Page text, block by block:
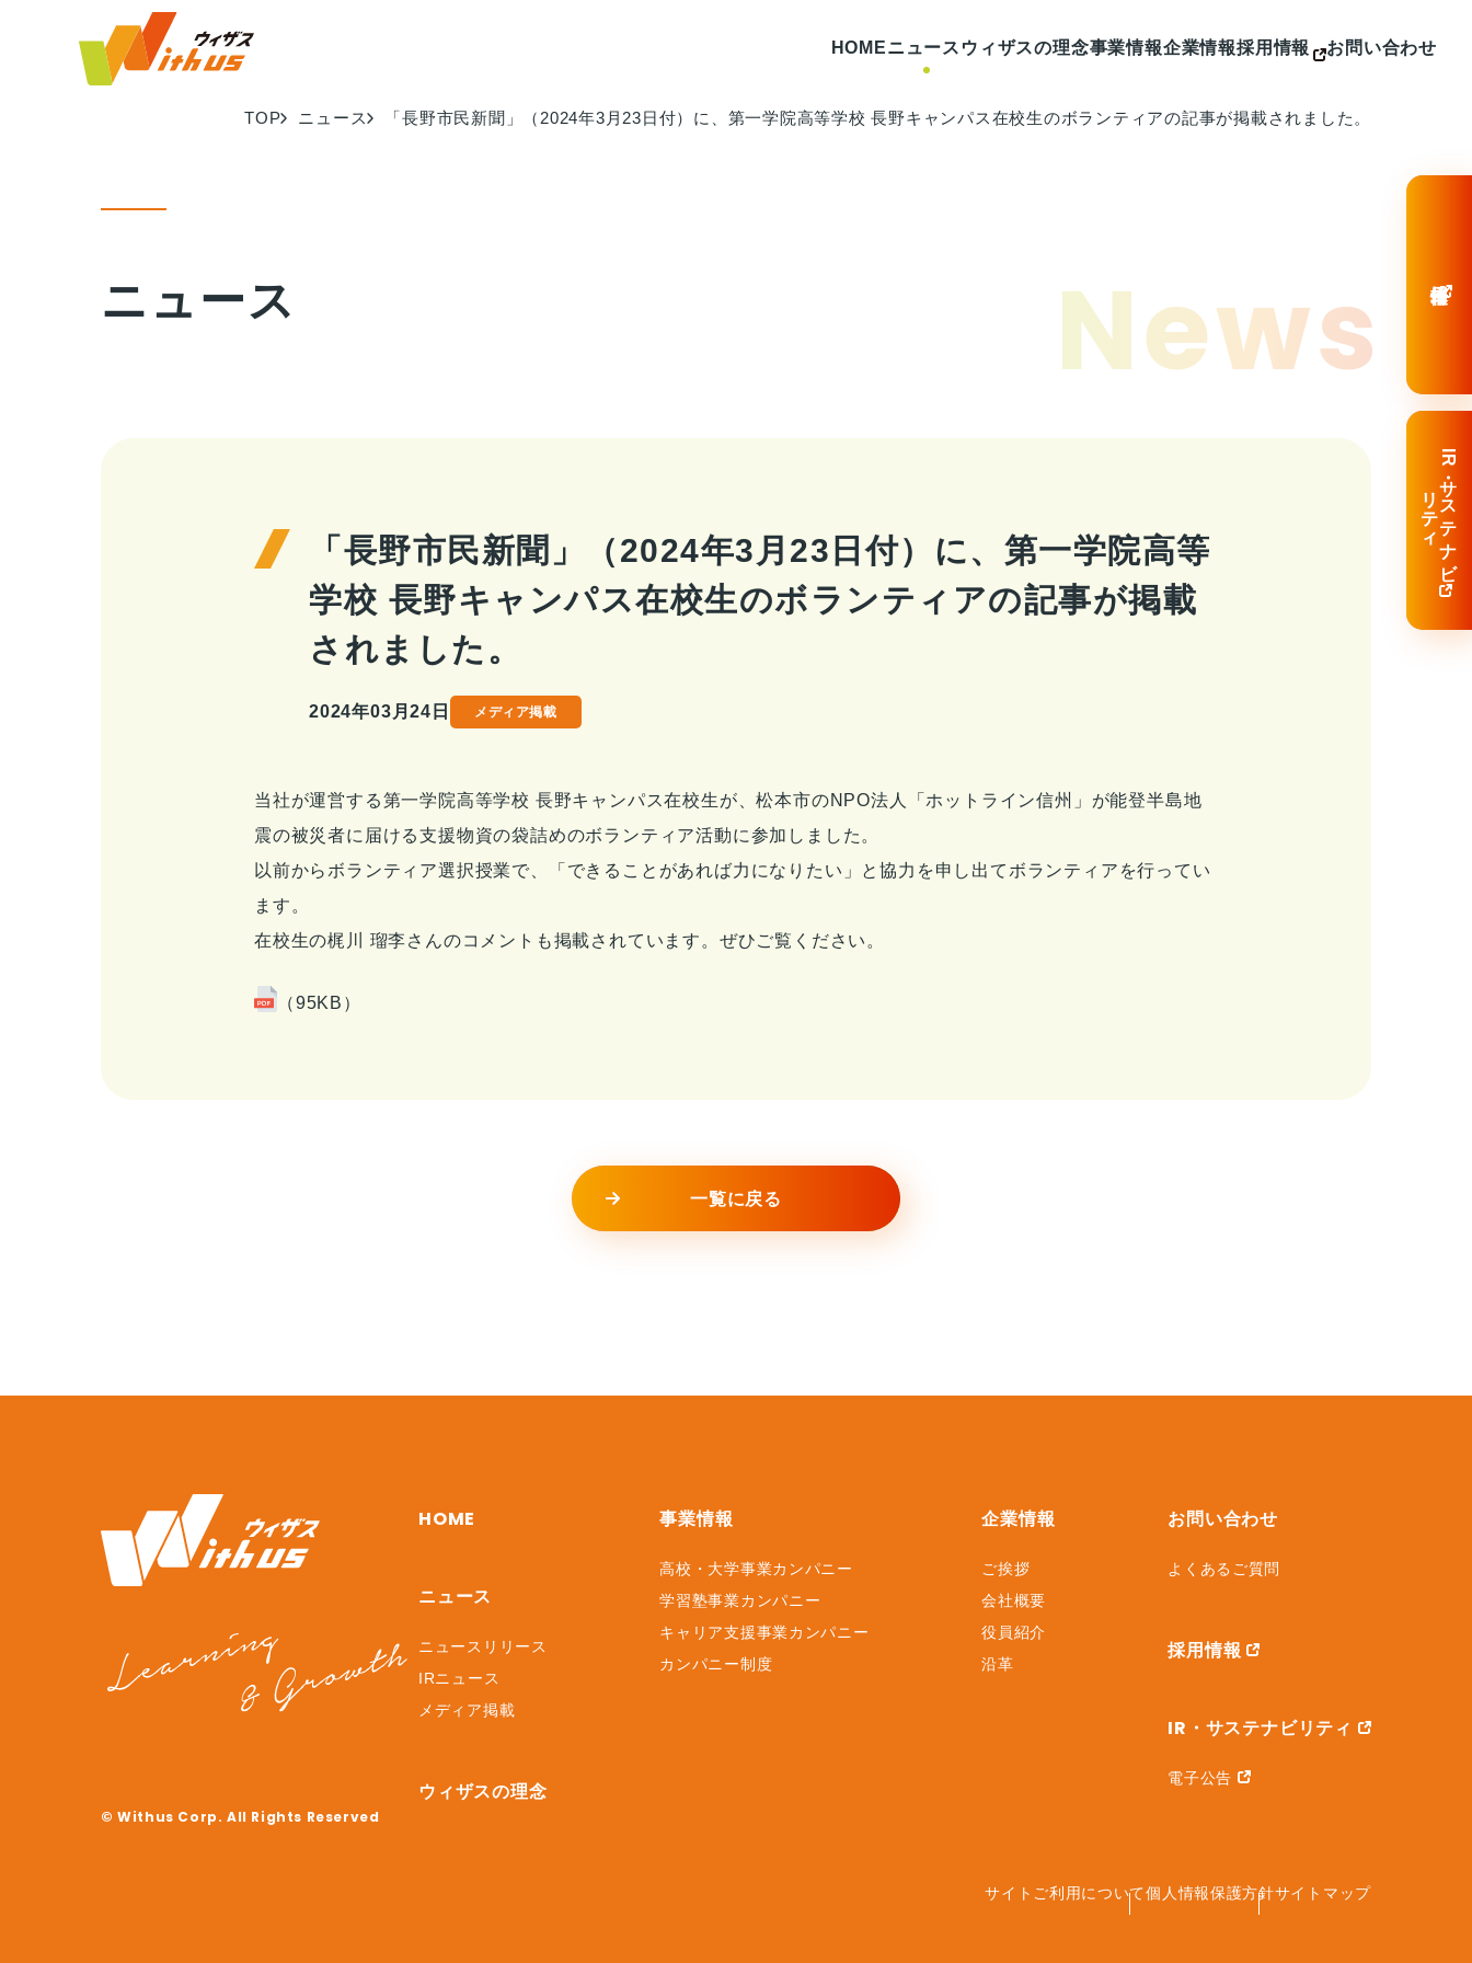
HOMEニュース
ニューストップ
ウィザスの理念事業情報
事業情報トップ
企業情報
企業情報トップ
採用情報 お問い合わせ
よく
TOP ニュース 「長野市民新聞」（2024年3月23日付）に、第一学院高等学校 長野キャンパス在校生のボランティアの記事が掲載されました。
ニュース News
「長野市民新聞」（2024年3月23日付）に、第一学院高等
学校 長野キャンパス在校生のボランティアの記事が掲載
されました。
2024年03月24日 メディア掲載
当社が運営する第一学院高等学校 長野キャンパス在校生が、松本市のNPO法人「ホットライン信州」が能登半島地
震の被災者に届ける支援物資の袋詰めのボランティア活動に参加しました。
以前からボランティア選択授業で、「できることがあれば力になりたい」と協力を申し出てボランティアを行ってい
ます。
在校生の梶川 瑠李さんのコメントも掲載されています。ぜひご覧ください。
（95KB）
一覧に戻る
IR
・サ
ス
テ
ナ
ビ
リテ
ィ
サイトご利用について個人情報保護方針サイトマップ
© Withus Corp. All Rights Reserved
HOME
ニュース
ニュースリリース
IRニュース
メディア掲載
ウィザスの理念
事業情報
高校・大学事業カンパニー
学習塾事業カンパニー
キャリア支援事業カンパニー
カンパニー制度
企業情報
ご挨拶
会社概要
役員紹介
沿革
お問い合わせ
よくあるご質問
採用情報
IR・サステナビリティ
電子公告